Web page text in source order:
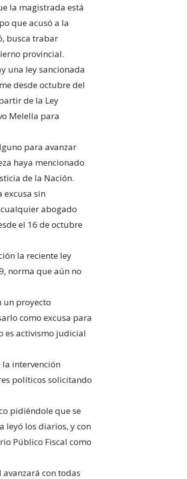
la magistrada está
que acusó a la
busca trabar
provincial.
una ley sancionada
desde octubre del
de la Ley
Melella para
para avanzar
haya mencionado
de la Nación.
excusa sin
abogado
el 16 de octubre
la reciente ley
norma que aún no
un proyecto
como excusa para
es activismo judicial
intervención
políticos solicitando
pidiéndole que se
leyó los diarios, y con
Público Fiscal como
con todas